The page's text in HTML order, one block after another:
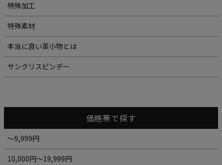
特殊加工
特殊素材
本当に良い革小物とは
サンクリスピンデー
価格帯で探す
～9,999円
10,000円～19,999円